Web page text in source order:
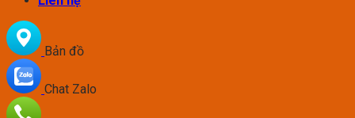
Bản đồ
Chat Zalo